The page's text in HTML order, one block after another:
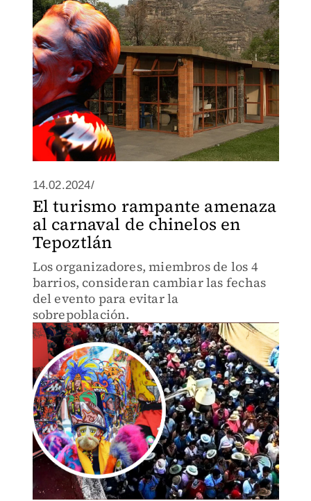
14.02.2024/
El turismo rampante amenaza
al carnaval de chinelos en
Tepoztlán
Los organizadores, miembros de los 4
barrios, consideran cambiar las fechas
del evento para evitar la
sobrepoblación.